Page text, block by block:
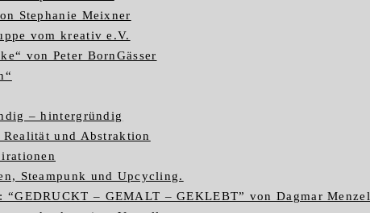
Stephanie Meixner
vom kreativ e.V.
von Peter BornGässer
– hintergründig
und Abstraktion
Steampunk und Upcycling.
– GEMALT – GEKLEBT” von Dagmar Menzel